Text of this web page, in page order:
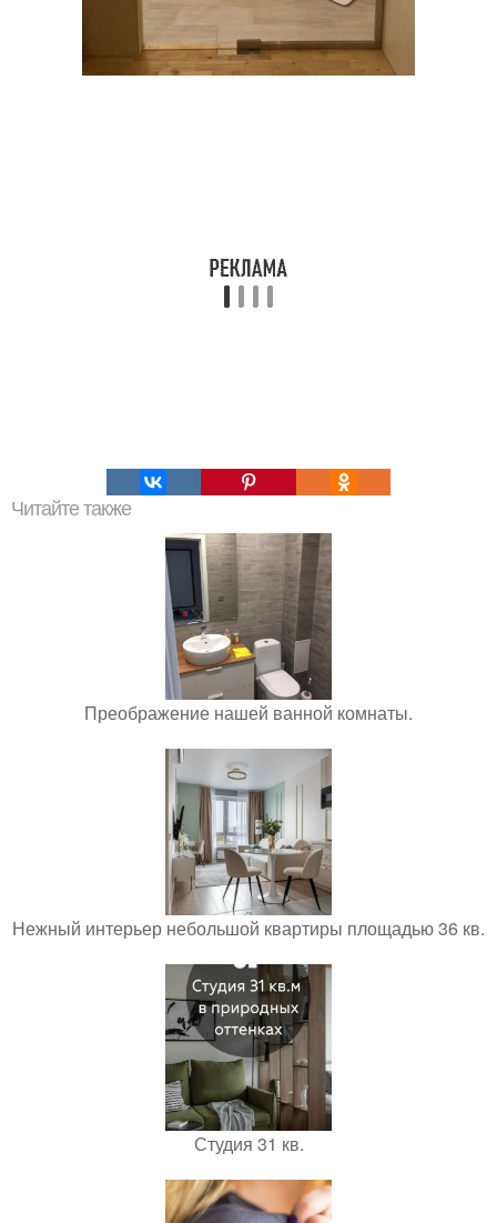
Читайте также
Преображение нашей ванной комнаты.
Нежный интерьер небольшой квартиры площадью 36 кв.
Студия 31 кв.